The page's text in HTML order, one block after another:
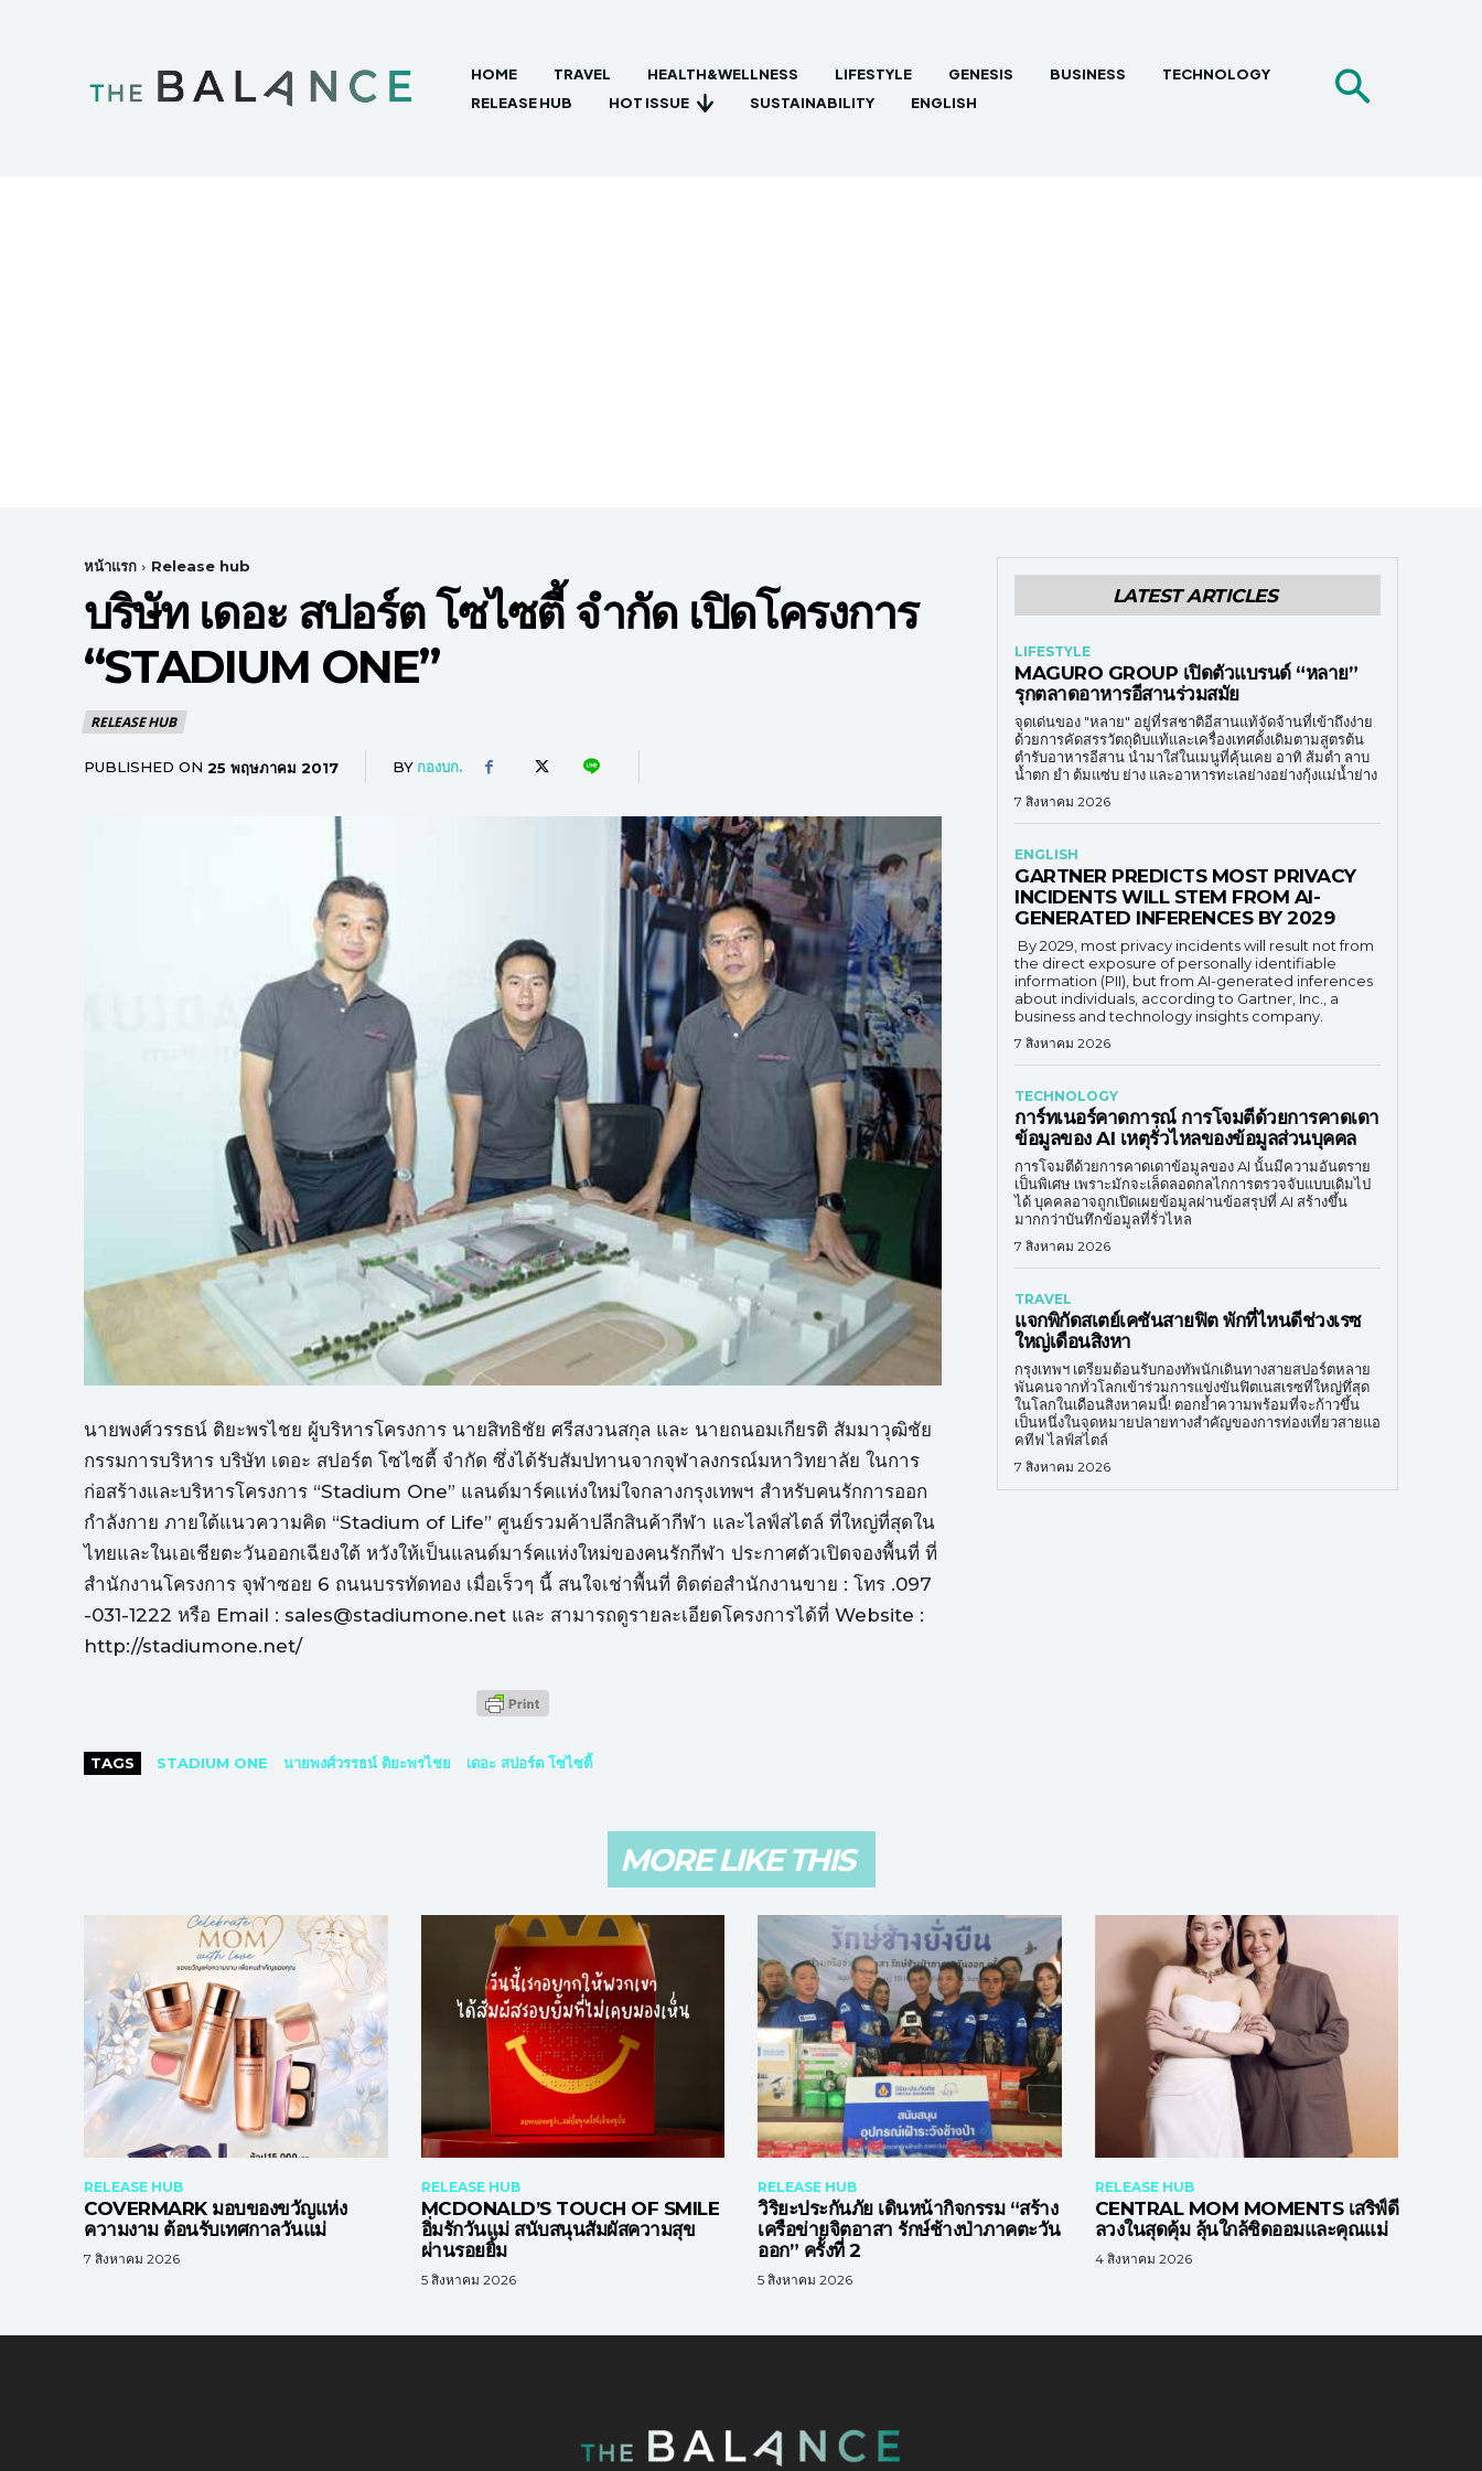
HOME TRAVEL HEALTH&WELLNESS LIFESTYLE GENESIS BUSINESS
TECHNOLOGY
RELEASE HUB
HOT ISSUE SUSTAINABILITY ENGLISH
หน้าแรก Release hub
บริษัท เดอะ สปอร์ต โซไซตี้ จำกัด เปิดโครงการ
“STADIUM ONE”
RELEASE HUB
PUBLISHED ON 25 พฤษภาคม 2017 BY กองบก.
นายพงศ์วรรธน์ ติยะพรไชย ผู้บริหารโครงการ นายสิทธิชัย ศรีสงวนสกุล และ นายถนอมเกียรติ สัมมาวุฒิชัย
กรรมการบริหาร บริษัท เดอะ สปอร์ต โซไซตี้ จำกัด ซึ่งได้รับสัมปทานจากจุฬาลงกรณ์มหาวิทยาลัย ในการ
ก่อสร้างและบริหารโครงการ “Stadium One” แลนด์มาร์คแห่งใหม่ใจกลางกรุงเทพฯ สำหรับคนรักการออก
กำลังกาย ภายใต้แนวความคิด “Stadium of Life” ศูนย์รวมค้าปลีกสินค้ากีฬา และไลฟ์สไตล์ ที่ใหญ่ที่สุดใน
ไทยและในเอเชียตะวันออกเฉียงใต้ หวังให้เป็นแลนด์มาร์คแห่งใหม่ของคนรักกีฬา ประกาศตัวเปิดจองพื้นที่ ที่
สำนักงานโครงการ จุฬาซอย 6 ถนนบรรทัดทอง เมื่อเร็วๆ นี้ สนใจเช่าพื้นที่ ติดต่อสำนักงานขาย : โทร .097
-031-1222 หรือ Email : sales@stadiumone.net และ สามารถดูรายละเอียดโครงการได้ที่ Website :
http://stadiumone.net/
TAGS STADIUM ONE นายพงศ์วรรธน์ ติยะพรไชย เดอะ สปอร์ต โซไซตี้
LATEST ARTICLES
LIFESTYLE
MAGURO GROUP เปิดตัวแบรนด์ “หลาย”
รุกตลาดอาหารอีสานร่วมสมัย
จุดเด่นของ "หลาย" อยู่ที่รสชาติอีสานแท้จัดจ้านที่เข้าถึงง่าย
ด้วยการคัดสรรวัตถุดิบแท้และเครื่องเทศดั้งเดิมตามสูตรต้น
ตำรับอาหารอีสาน นำมาใส่ในเมนูที่คุ้นเคย อาทิ ส้มตำ ลาบ
น้ำตก ยำ ต้มแซ่บ ย่าง และอาหารทะเลย่างอย่างกุ้งแม่น้ำย่าง
7 สิงหาคม 2026
ENGLISH
GARTNER PREDICTS MOST PRIVACY
INCIDENTS WILL STEM FROM AI-
GENERATED INFERENCES BY 2029
By 2029, most privacy incidents will result not from
the direct exposure of personally identifiable
information (PII), but from AI-generated inferences
about individuals, according to Gartner, Inc., a
business and technology insights company.
7 สิงหาคม 2026
TECHNOLOGY
การ์ทเนอร์คาดการณ์ การโจมตีด้วยการคาดเดา
ข้อมูลของ AI เหตุรั่วไหลของข้อมูลส่วนบุคคล
การโจมตีด้วยการคาดเดาข้อมูลของ AI นั้นมีความอันตราย
เป็นพิเศษ เพราะมักจะเล็ดลอดกลไกการตรวจจับแบบเดิมไป
ได้ บุคคลอาจถูกเปิดเผยข้อมูลผ่านข้อสรุปที่ AI สร้างขึ้น
มากกว่าบันทึกข้อมูลที่รั่วไหล
7 สิงหาคม 2026
TRAVEL
แจกพิกัดสเตย์เคชันสายฟิต พักที่ไหนดีช่วงเรซ
ใหญ่เดือนสิงหา
กรุงเทพฯ เตรียมต้อนรับกองทัพนักเดินทางสายสปอร์ตหลาย
พันคนจากทั่วโลกเข้าร่วมการแข่งขันฟิตเนสเรซที่ใหญ่ทึ่สุด
ในโลกในเดือนสิงหาคมนี้! ตอกย้ำความพร้อมที่จะก้าวขึ้น
เป็นหนึ่งในจุดหมายปลายทางสำคัญของการท่องเที่ยวสายแอ
คทีฟ ไลฟ์สไตล์
7 สิงหาคม 2026
MORE LIKE THIS
RELEASE HUB
COVERMARK มอบของขวัญแห่ง
ความงาม ต้อนรับเทศกาลวันแม่
7 สิงหาคม 2026
RELEASE HUB
MCDONALD’S TOUCH OF SMILE
อิ่มรักวันแม่ สนับสนุนสัมผัสความสุข
ผ่านรอยยิ้ม
5 สิงหาคม 2026
RELEASE HUB
วิริยะประกันภัย เดินหน้ากิจกรรม “สร้าง
เครือข่ายจิตอาสา รักษ์ช้างป่าภาคตะวัน
ออก” ครั้งที่ 2
5 สิงหาคม 2026
RELEASE HUB
CENTRAL MOM MOMENTS เสริฟ์ดี
ลวงในสุดคุ้ม ลุ้นใกล้ชิดออมและคุณแม่
4 สิงหาคม 2026